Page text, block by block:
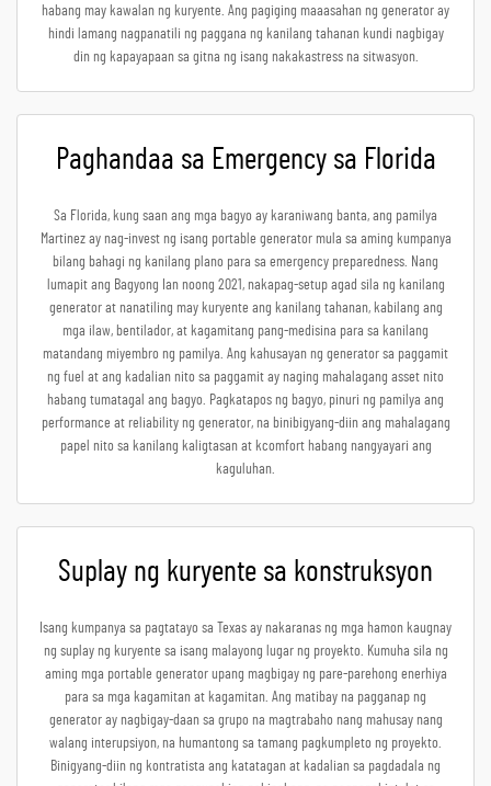
habang may kawalan ng kuryente. Ang pagiging maaasahan ng generator ay
hindi lamang nagpanatili ng paggana ng kanilang tahanan kundi nagbigay
din ng kapayapaan sa gitna ng isang nakakastress na sitwasyon.
Paghandaa sa Emergency sa Florida
Sa Florida, kung saan ang mga bagyo ay karaniwang banta, ang pamilya
Martinez ay nag-invest ng isang portable generator mula sa aming kumpanya
bilang bahagi ng kanilang plano para sa emergency preparedness. Nang
lumapit ang Bagyong Ian noong 2021, nakapag-setup agad sila ng kanilang
generator at nanatiling may kuryente ang kanilang tahanan, kabilang ang
mga ilaw, bentilador, at kagamitang pang-medisina para sa kanilang
matandang miyembro ng pamilya. Ang kahusayan ng generator sa paggamit
ng fuel at ang kadalian nito sa paggamit ay naging mahalagang asset nito
habang tumatagal ang bagyo. Pagkatapos ng bagyo, pinuri ng pamilya ang
performance at reliability ng generator, na binibigyang-diin ang mahalagang
papel nito sa kanilang kaligtasan at kcomfort habang nangyayari ang
kaguluhan.
Suplay ng kuryente sa konstruksyon
Isang kumpanya sa pagtatayo sa Texas ay nakaranas ng mga hamon kaugnay
ng suplay ng kuryente sa isang malayong lugar ng proyekto. Kumuha sila ng
aming mga portable generator upang magbigay ng pare-parehong enerhiya
para sa mga kagamitan at kagamitan. Ang matibay na pagganap ng
generator ay nagbigay-daan sa grupo na magtrabaho nang mahusay nang
walang interupsiyon, na humantong sa tamang pagkumpleto ng proyekto.
Binigyang-diin ng kontratista ang katatagan at kadalian sa pagdadala ng